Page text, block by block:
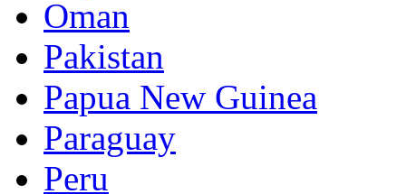
Oman
Pakistan
Papua New Guinea
Paraguay
Peru